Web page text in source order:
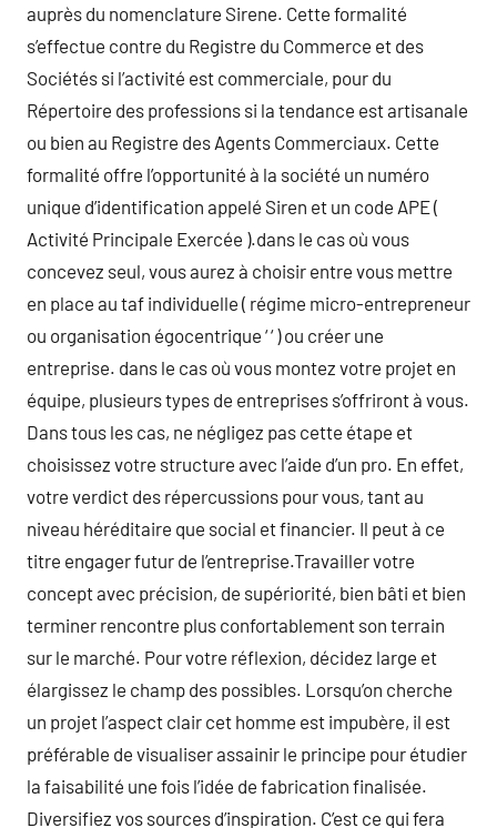
auprès du nomenclature Sirene. Cette formalité
s’effectue contre du Registre du Commerce et des
Sociétés si l’activité est commerciale, pour du
Répertoire des professions si la tendance est artisanale
ou bien au Registre des Agents Commerciaux. Cette
formalité offre l’opportunité à la société un numéro
unique d’identification appelé Siren et un code APE (
Activité Principale Exercée ).dans le cas où vous
concevez seul, vous aurez à choisir entre vous mettre
en place au taf individuelle ( régime micro-entrepreneur
ou organisation égocentrique ‘ ‘ ) ou créer une
entreprise. dans le cas où vous montez votre projet en
équipe, plusieurs types de entreprises s’offriront à vous.
Dans tous les cas, ne négligez pas cette étape et
choisissez votre structure avec l’aide d’un pro. En effet,
votre verdict des répercussions pour vous, tant au
niveau héréditaire que social et financier. Il peut à ce
titre engager futur de l’entreprise.Travailler votre
concept avec précision, de supériorité, bien bâti et bien
terminer rencontre plus confortablement son terrain
sur le marché. Pour votre réflexion, décidez large et
élargissez le champ des possibles. Lorsqu’on cherche
un projet l’aspect clair cet homme est impubère, il est
préférable de visualiser assainir le principe pour étudier
la faisabilité une fois l’idée de fabrication finalisée.
Diversifiez vos sources d’inspiration. C’est ce qui fera